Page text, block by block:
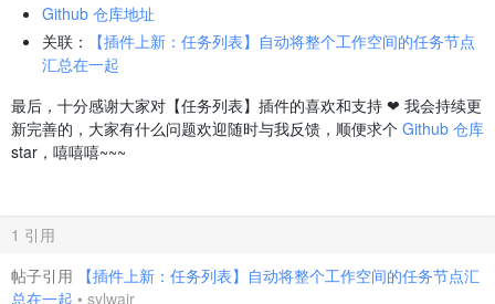
Github 仓库地址
关联：
【插件上新：任务列表】自动将整个工作空间的任务节点
汇总在一起
最后，十分感谢大家对【任务列表】插件的喜欢和支持 ❤️ 我会持续更
新完善的，大家有什么问题欢迎随时与我反馈，顺便求个 Github 仓库
star，嘻嘻嘻~~~
1 引用
帖子引用
【插件上新：任务列表】自动将整个工作空间的任务节点汇
总在一起 • sylwair